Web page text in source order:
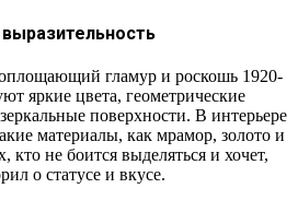
гламур и роскошь 1920-
яркие цвета, геометрические
поверхности. В интерьере
материалы, как мрамор, золото и
кто не боится выделяться и хочет,
о статусе и вкусе.